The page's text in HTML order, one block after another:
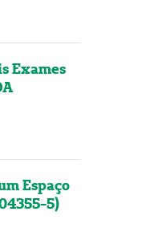
Exames
Espaço
5)